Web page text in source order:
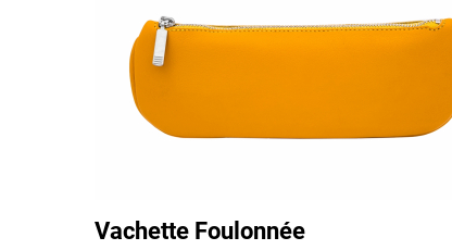
Vachette Foulonnée